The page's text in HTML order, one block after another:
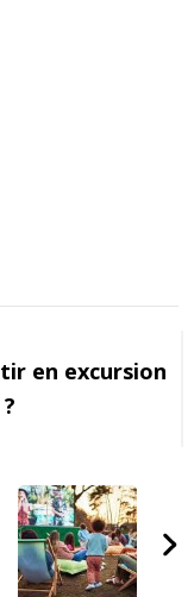
en excursion